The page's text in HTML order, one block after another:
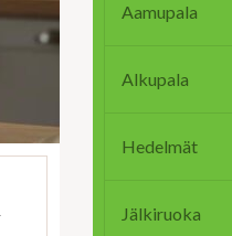
Aamupala
Alkupala
Hedelmät
Jälkiruoka